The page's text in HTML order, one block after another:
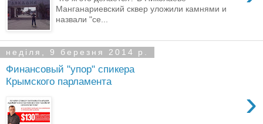
Манганариевский сквер уложили камнями и
назвали "се...
неділя, 9 березня 2014 р.
Финансовый "упор" спикера
Крымского парламента
›